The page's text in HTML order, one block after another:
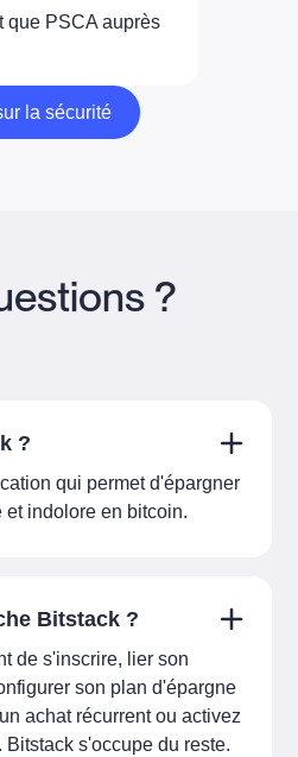
que PSCA auprès
la sécurité
la sécurité
?
?
qui permet d'épargner
et indolore en bitcoin.
Bitstack ?
de s'inscrire, lier son
son plan d'épargne
achat récurrent ou activez
Bitstack s'occupe du reste.